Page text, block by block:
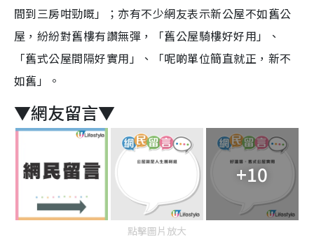
間到三房咁勁嘅」；亦有不少網友表示新公屋不如舊公
屋，紛紛對舊樓有讚無彈，「舊公屋騎樓好好用」、
「舊式公屋間隔好實用」、「呢啲單位簡直就正，新不
如舊」。
▼網友留言▼
+10
點擊圖片放大